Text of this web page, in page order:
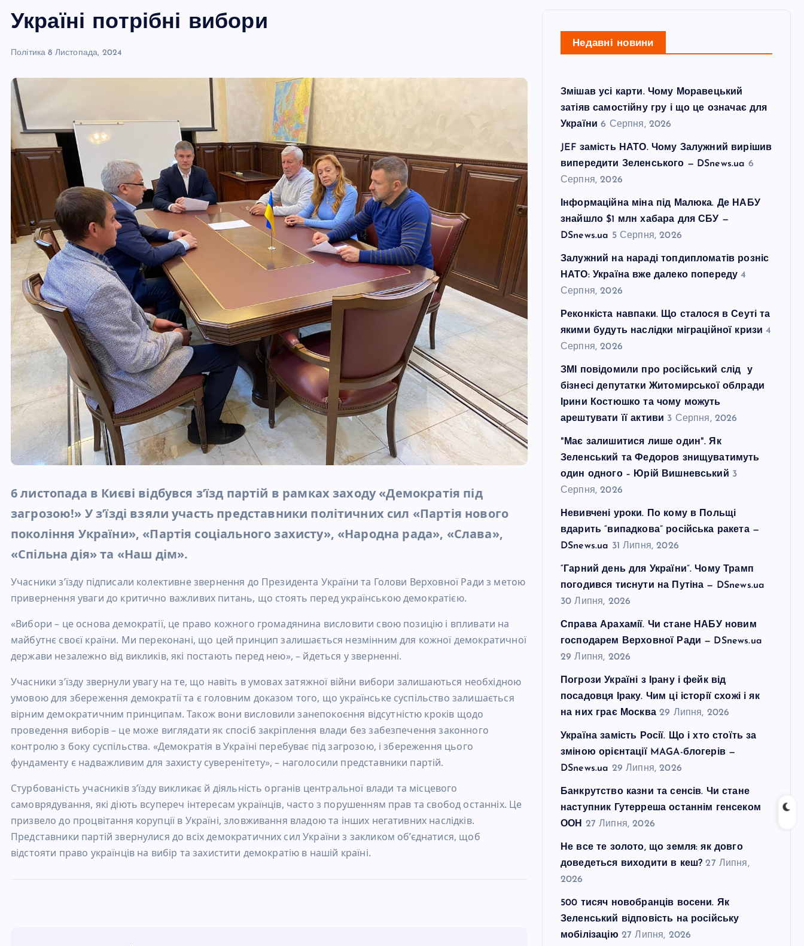
Україні потрібні вибори
Політика 8 Листопада, 2024
6 листопада в Києві відбувся зʼїзд партій в рамках заходу «Демократія під
загрозою!» У з’їзді взяли участь представники політичних сил «Партія нового
покоління України», «Партія соціального захисту», «Народна рада», «Слава»,
«Спільна дія» та «Наш дім».
Учасники з’їзду підписали колективне звернення до Президента України та Голови Верховної Ради з метою
привернення уваги до критично важливих питань, що стоять перед українською демократією.
«Вибори – це основа демократії, це право кожного громадянина висловити свою позицію і впливати на
майбутнє своєї країни. Ми переконані, що цей принцип залишається незмінним для кожної демократичної
держави незалежно від викликів, які постають перед нею», – йдеться у зверненні.
Учасники з’їзду звернули увагу на те, що навіть в умовах затяжної війни вибори залишаються необхідною
умовою для збереження демократії та є головним доказом того, що українське суспільство залишається
вірним демократичним принципам. Також вони висловили занепокоєння відсутністю кроків щодо
проведення виборів – це може виглядати як спосіб закріплення влади без забезпечення законного
контролю з боку суспільства. «Демократія в Україні перебуває під загрозою, і збереження цього
фундаменту є надважливим для захисту суверенітету», – наголосили представники партій.
Стурбованість учасників з’їзду викликає й діяльність органів центральної влади та місцевого
самоврядування, які діють всупереч інтересам українців, часто з порушенням прав та свобод останніх. Це
призвело до процвітання корупції в Україні, зловживання владою та інших негативних наслідків.
Представники партій звернулися до всіх демократичних сил України з закликом об’єднатися, щоб
відстояти право українців на вибір та захистити демократію в нашій країні.
Недавні новини
Змішав усі карти. Чому Моравецький
затіяв самостійну гру і що це означає для
України 6 Серпня, 2026
JEF замість НАТО. Чому Залужний вирішив
випередити Зеленського — DSnews.ua 6
Серпня, 2026
Інформаційна міна під Малюка. Де НАБУ
знайшло $1 млн хабара для СБУ —
DSnews.ua 5 Серпня, 2026
Залужний на нараді топдипломатів розніс
НАТО: Україна вже далеко попереду 4
Серпня, 2026
Реконкіста навпаки. Що сталося в Сеуті та
якими будуть наслідки міграційної кризи 4
Серпня, 2026
ЗМІ повідомили про російський слід у
бізнесі депутатки Житомирської облради
Ірини Костюшко та чому можуть
арештувати її активи 3 Серпня, 2026
"Має залишитися лише один". Як
Зеленський та Федоров знищуватимуть
один одного – Юрій Вишневський 3
Серпня, 2026
Невивчені уроки. По кому в Польщі
вдарить “випадкова” російська ракета —
DSnews.ua 31 Липня, 2026
“Гарний день для України”. Чому Трамп
погодився тиснути на Путіна — DSnews.ua
30 Липня, 2026
Справа Арахамії. Чи стане НАБУ новим
господарем Верховної Ради — DSnews.ua
29 Липня, 2026
Погрози Україні з Ірану і фейк від
посадовця Іраку. Чим ці історії схожі і як
на них грає Москва 29 Липня, 2026
Україна замість Росії. Що і хто стоїть за
зміною орієнтації MAGA-блогерів —
DSnews.ua 29 Липня, 2026
Банкрутство казни та сенсів. Чи стане
наступник Гутерреша останнім генсеком
ООН 27 Липня, 2026
Не все те золото, що земля: як довго
доведеться виходити в кеш? 27 Липня,
2026
500 тисяч новобранців восени. Як
Зеленський відповість на російську
мобілізацію 27 Липня, 2026